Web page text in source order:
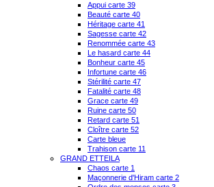
Appui carte 39
Beauté carte 40
Héritage carte 41
Sagesse carte 42
Renommée carte 43
Le hasard carte 44
Bonheur carte 45
Infortune carte 46
Stérilité carte 47
Fatalité carte 48
Grace carte 49
Ruine carte 50
Retard carte 51
Cloître carte 52
Carte bleue
Trahison carte 11
GRAND ETTEILA
Chaos carte 1
Maçonnerie d'Hiram carte 2